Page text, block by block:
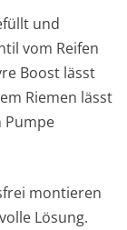
und
vom Reifen
Boost lässt
Riemen lässt
Pumpe
montieren
Lösung.